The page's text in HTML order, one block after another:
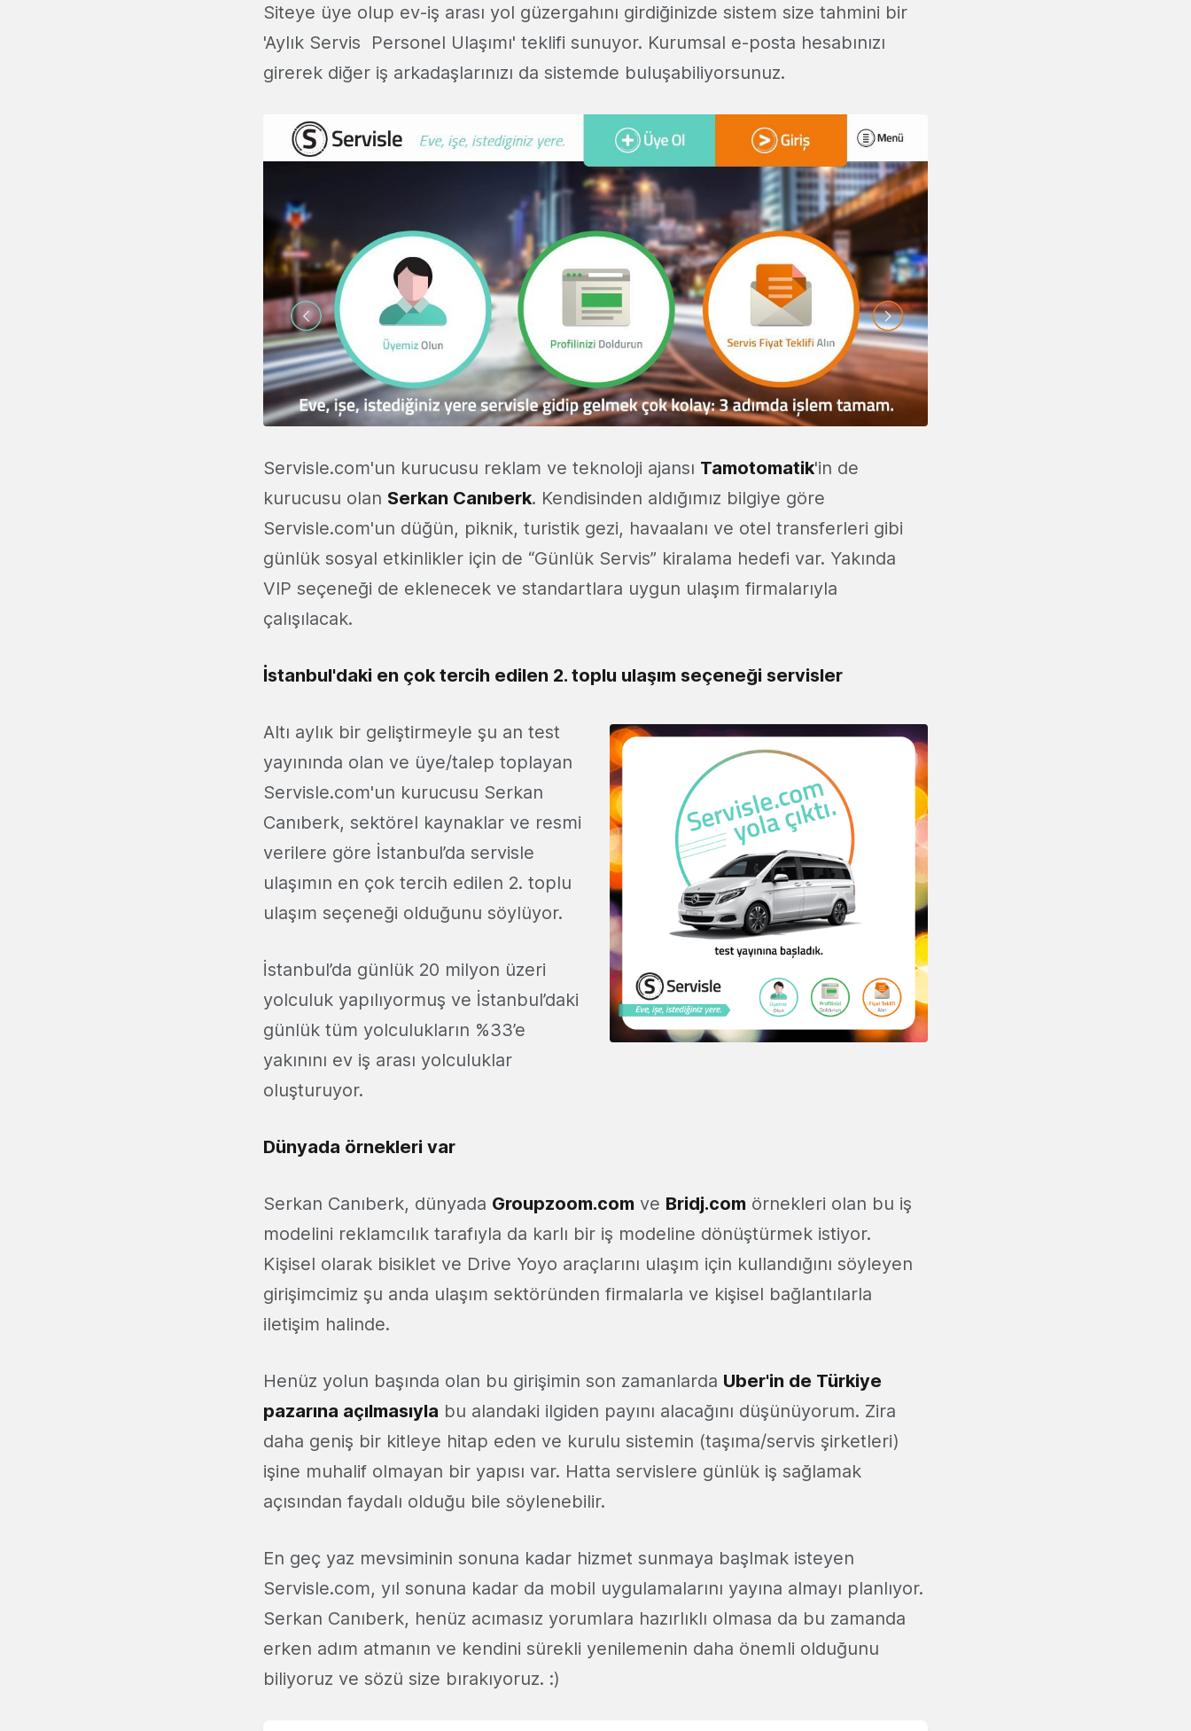
Siteye üye olup ev-iş arası yol güzergahını girdiğinizde sistem size tahmini bir
'Aylık Servis ­ Personel Ulaşımı' teklifi sunuyor. Kurumsal e-posta hesabınızı
girerek diğer iş arkadaşlarınızı da sistemde buluşabiliyorsunuz.
Servisle.com'un kurucusu reklam ve teknoloji ajansı Tamotomatik'in de
kurucusu olan Serkan Canıberk. Kendisinden aldığımız bilgiye göre
Servisle.com'un düğün, piknik, turistik gezi, havaalanı ve otel transferleri gibi
günlük sosyal etkinlikler için de “Günlük Servis” kiralama hedefi var. Yakında
VIP seçeneği de eklenecek ve standartlara uygun ulaşım firmalarıyla
çalışılacak.
İstanbul'daki en çok tercih edilen 2. toplu ulaşım seçeneği servisler
Altı aylık bir geliştirmeyle şu an test
yayınında olan ve üye/talep toplayan
Servisle.com'un kurucusu Serkan
Canıberk, sektörel kaynaklar ve resmi
verilere göre İstanbul’da servisle
ulaşımın en çok tercih edilen 2. toplu
ulaşım seçeneği olduğunu söylüyor.
İstanbul’da günlük 20 milyon üzeri
yolculuk yapılıyormuş ve İstanbul’daki
günlük tüm yolculukların %33’e
yakınını ev iş arası yolculuklar
oluşturuyor.
Dünyada örnekleri var
Serkan Canıberk, dünyada Groupzoom.com ve Bridj.com örnekleri olan bu iş
modelini reklamcılık tarafıyla da karlı bir iş modeline dönüştürmek istiyor.
Kişisel olarak bisiklet ve Drive Yoyo araçlarını ulaşım için kullandığını söyleyen
girişimcimiz şu anda ulaşım sektöründen firmalarla ve kişisel bağlantılarla
iletişim halinde.
Henüz yolun başında olan bu girişimin son zamanlarda Uber'in de Türkiye
pazarına açılmasıyla bu alandaki ilgiden payını alacağını düşünüyorum. Zira
daha geniş bir kitleye hitap eden ve kurulu sistemin (taşıma/servis şirketleri)
işine muhalif olmayan bir yapısı var. Hatta servislere günlük iş sağlamak
açısından faydalı olduğu bile söylenebilir.
En geç yaz mevsiminin sonuna kadar hizmet sunmaya başlmak isteyen
Servisle.com, yıl sonuna kadar da mobil uygulamalarını yayına almayı planlıyor.
Serkan Canıberk, henüz acımasız yorumlara hazırlıklı olmasa da bu zamanda
erken adım atmanın ve kendini sürekli yenilemenin daha önemli olduğunu
biliyoruz ve sözü size bırakıyoruz. :)